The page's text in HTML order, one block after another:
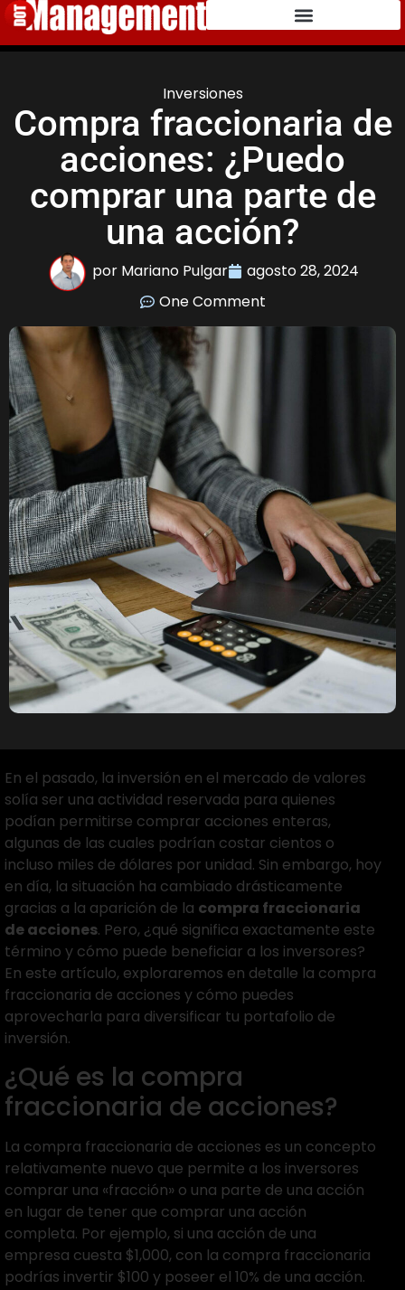
Inversiones
Compra fraccionaria de
acciones: ¿Puedo
comprar una parte de
una acción?
porMariano Pulgar
agosto 28, 2024
One Comment
En el pasado, la inversión en el mercado de valores
solía ser una actividad reservada para quienes
podían permitirse comprar acciones enteras,
algunas de las cuales podrían costar cientos o
incluso miles de dólares por unidad. Sin embargo, hoy
en día, la situación ha cambiado drásticamente
gracias a la aparición de la compra fraccionaria
de acciones. Pero, ¿qué significa exactamente este
término y cómo puede beneficiar a los inversores?
En este artículo, exploraremos en detalle la compra
fraccionaria de acciones y cómo puedes
aprovecharla para diversificar tu portafolio de
inversión.
¿Qué es la compra
fraccionaria de acciones?
La compra fraccionaria de acciones es un concepto
relativamente nuevo que permite a los inversores
comprar una «fracción» o una parte de una acción
en lugar de tener que comprar una acción
completa. Por ejemplo, si una acción de una
empresa cuesta $1,000, con la compra fraccionaria
podrías invertir $100 y poseer el 10% de una acción.